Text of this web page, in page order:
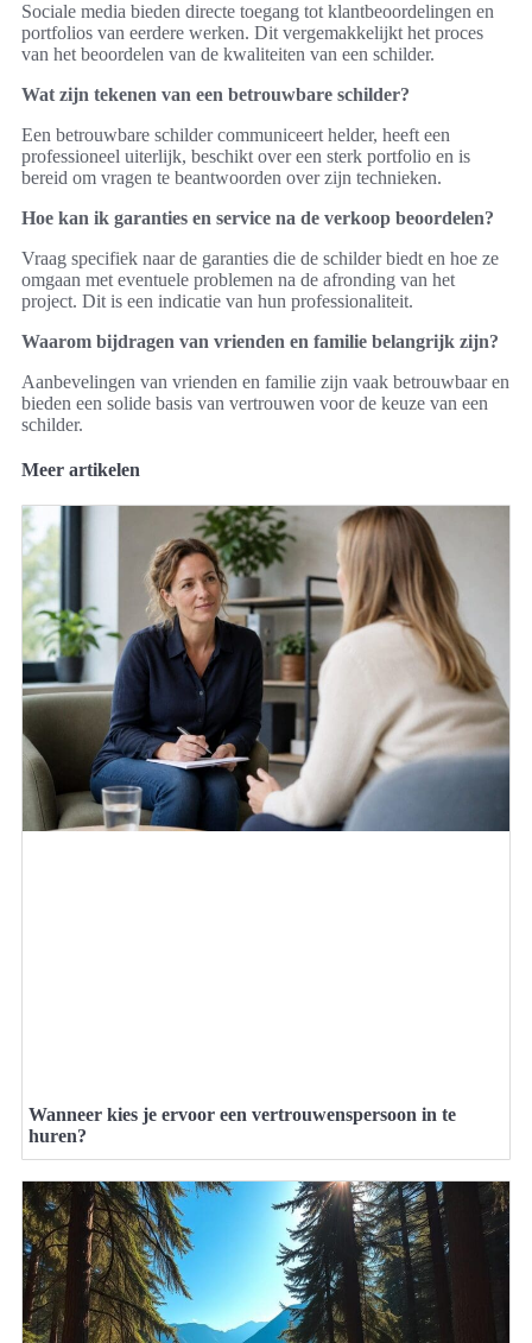
Sociale media bieden directe toegang tot klantbeoordelingen en
portfolios van eerdere werken. Dit vergemakkelijkt het proces
van het beoordelen van de kwaliteiten van een schilder.
Wat zijn tekenen van een betrouwbare schilder?
Een betrouwbare schilder communiceert helder, heeft een
professioneel uiterlijk, beschikt over een sterk portfolio en is
bereid om vragen te beantwoorden over zijn technieken.
Hoe kan ik garanties en service na de verkoop beoordelen?
Vraag specifiek naar de garanties die de schilder biedt en hoe ze
omgaan met eventuele problemen na de afronding van het
project. Dit is een indicatie van hun professionaliteit.
Waarom bijdragen van vrienden en familie belangrijk zijn?
Aanbevelingen van vrienden en familie zijn vaak betrouwbaar en
bieden een solide basis van vertrouwen voor de keuze van een
schilder.
Meer artikelen
Wanneer kies je ervoor een vertrouwenspersoon in te
huren?